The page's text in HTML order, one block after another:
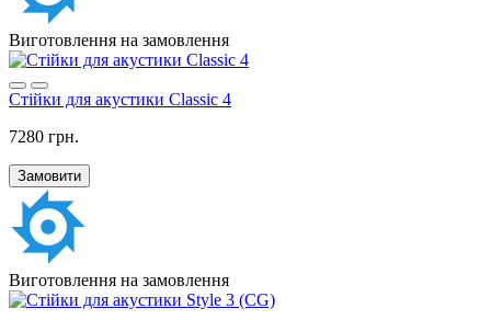
Виготовлення на замовлення
Стійки для акустики Classic 4
7280 грн.
Замовити
Виготовлення на замовлення